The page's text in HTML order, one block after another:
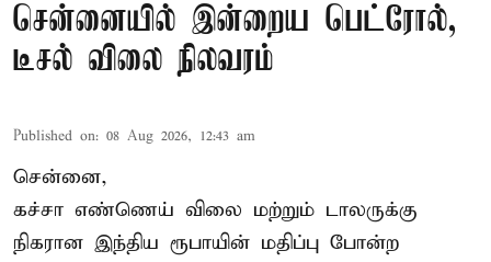
சென்னையில் இன்றைய பெட்ரோல்,
டீசல் விலை நிலவரம்
Published on: 08 Aug 2026, 12:43 am
சென்னை,
கச்சா எண்ணெய் விலை மற்றும் டாலருக்கு
நிகரான இந்திய ரூபாயின் மதிப்பு போன்ற